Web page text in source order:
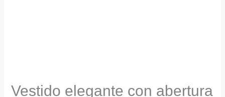
Vestido elegante con abertura